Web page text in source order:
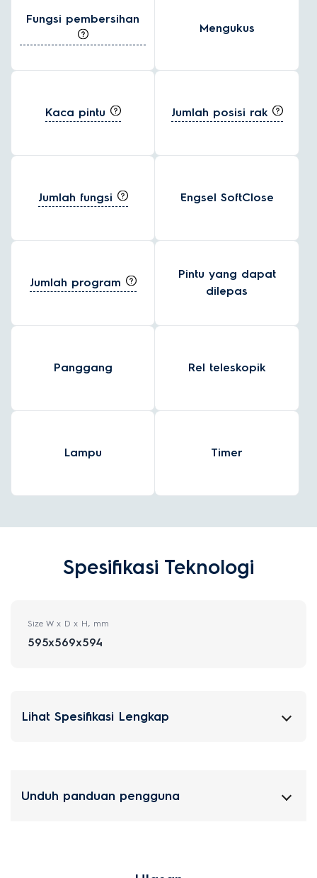
Fungsi pembersihan
Mengukus
Kaca pintu Jumlah posisi rak
Jumlah fungsi Engsel SoftClose
Jumlah program
Pintu yang dapat
dilepas
Panggang Rel teleskopik
Lampu Timer
Spesifikasi Teknologi
Size W x D x H, mm
595x569x594
Lihat Spesifikasi Lengkap
Unduh panduan pengguna